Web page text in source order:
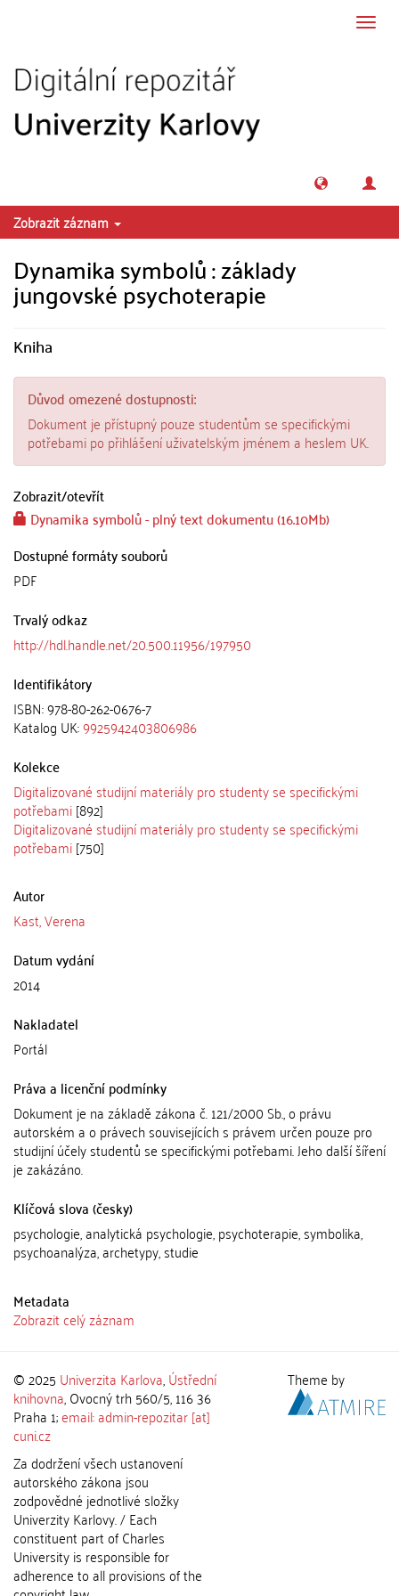
Zobrazit záznam
Dynamika symbolů : základy
jungovské psychoterapie
Kniha
Důvod omezené dostupnosti:
Dokument je přístupný pouze studentům se specifickými
potřebami po přihlášení uživatelským jménem a heslem UK.
Zobrazit/otevřít
Dynamika symbolů - plný text dokumentu (16.10Mb)
Dostupné formáty souborů
PDF
Trvalý odkaz
http://hdl.handle.net/20.500.11956/197950
Identifikátory
ISBN: 978-80-262-0676-7
Katalog UK:9925942403806986
Kolekce
Digitalizované studijní materiály pro studenty se specifickými
potřebami[892]
Digitalizované studijní materiály pro studenty se specifickými
potřebami[750]
Autor
Kast, Verena
Datum vydání
2014
Nakladatel
Portál
Práva a licenční podmínky
Dokument je na základě zákona č. 121/2000 Sb., o právu
autorském a o právech souvisejících s právem určen pouze pro
studijní účely studentů se specifickými potřebami. Jeho další šíření
je zakázáno.
Klíčová slova (česky)
psychologie, analytická psychologie, psychoterapie, symbolika,
psychoanalýza, archetypy, studie
Metadata
Zobrazit celý záznam
© 2025 Univerzita Karlova,Ústřední
knihovna, Ovocný trh 560/5, 116 36
Praha 1;email: admin-repozitar [at]
cuni.cz
Za dodržení všech ustanovení
autorského zákona jsou
zodpovědné jednotlivé složky
Univerzity Karlovy. / Each
constituent part of Charles
University is responsible for
adherence to all provisions of the
Theme by